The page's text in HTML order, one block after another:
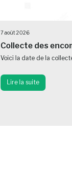
7 août 2026
Collecte des
Voici la date de la
Lire la suite